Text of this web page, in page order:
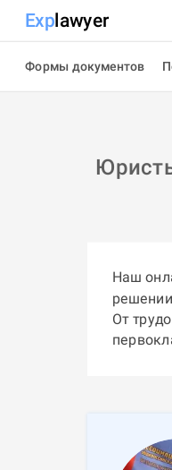
Explawyer
Формы документов
Наш
От